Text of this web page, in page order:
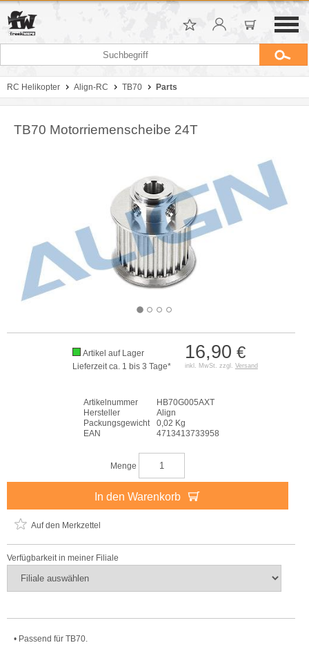
RC Helikopter Align-RC TB70 Parts
TB70 Motorriemenscheibe 24T
16,90 €
inkl. MwSt. zzgl. Versand
Artikel auf Lager
Lieferzeit ca. 1 bis 3 Tage*
Artikelnummer
HB70G005AXT
Hersteller
Align
Packungsgewicht
0,02 Kg
EAN
4713413733958
Menge
In den Warenkorb
Auf den Merkzettel
Verfügbarkeit in meiner Filiale
• Passend für TB70.